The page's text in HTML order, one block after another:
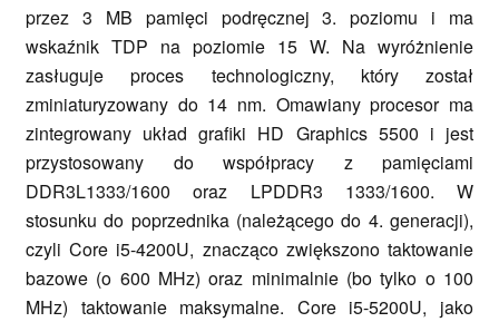
przez 3 MB pamięci podręcznej 3. poziomu i ma
wskaźnik TDP na poziomie 15 W. Na wyróżnienie
zasługuje proces technologiczny, który został
zminiaturyzowany do 14 nm. Omawiany procesor ma
zintegrowany układ grafiki HD Graphics 5500 i jest
przystosowany do współpracy z pamięciami
DDR3L1333/1600 oraz LPDDR3 1333/1600. W
stosunku do poprzednika (należącego do 4. generacji),
czyli Core i5-4200U, znacząco zwiększono taktowanie
bazowe (o 600 MHz) oraz minimalnie (bo tylko o 100
MHz) taktowanie maksymalne. Core i5-5200U, jako